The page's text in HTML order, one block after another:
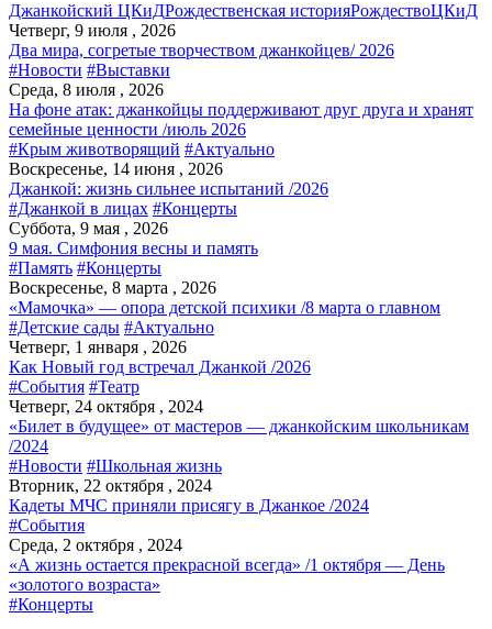
Джанкойский ЦКиДРождественская историяРождествоЦКиД
Четверг, 9 июля , 2026
Два мира, согретые творчеством джанкойцев/ 2026
#Новости #Выставки
Среда, 8 июля , 2026
На фоне атак: джанкойцы поддерживают друг друга и хранят
семейные ценности /июль 2026
#Крым животворящий #Актуально
Воскресенье, 14 июня , 2026
Джанкой: жизнь сильнее испытаний /2026
#Джанкой в лицах #Концерты
Суббота, 9 мая , 2026
9 мая. Симфония весны и память
#Память #Концерты
Воскресенье, 8 марта , 2026
«Мамочка» — опора детской психики /8 марта о главном
#Детские сады #Актуально
Четверг, 1 января , 2026
Как Новый год встречал Джанкой /2026
#События #Театр
Четверг, 24 октября , 2024
«Билет в будущее» от мастеров — джанкойским школьникам
/2024
#Новости #Школьная жизнь
Вторник, 22 октября , 2024
Кадеты МЧС приняли присягу в Джанкое /2024
#События
Среда, 2 октября , 2024
«А жизнь остается прекрасной всегда» /1 октября — День
«золотого возраста»
#Концерты